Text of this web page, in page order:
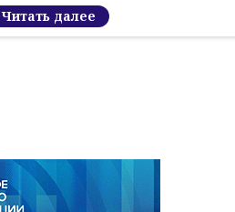
Читать далее